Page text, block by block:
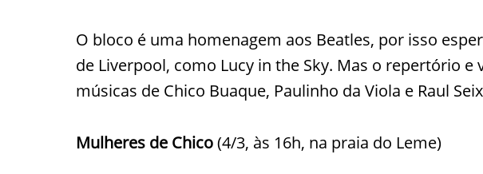
O bloco é uma homenagem aos Beatles, por isso
de Liverpool, como Lucy in the Sky. Mas o repertório e
músicas de Chico Buaque, Paulinho da Viola e Raul
Mulheres de Chico(4/3, às 16h, na praia do Leme)